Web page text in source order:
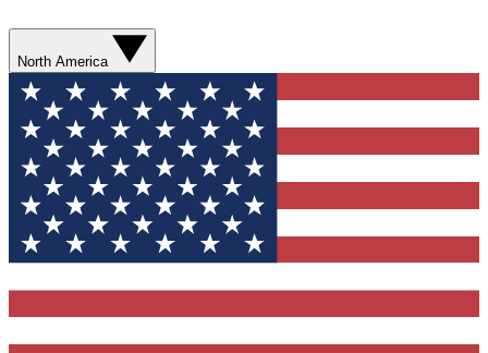
North America